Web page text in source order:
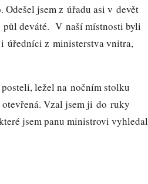
Odešel jsem z úřadu asi v devět
půl deváté. V naší místnosti byli
úředníci z ministerstva vnitra,
ležel na nočním stolku
Vzal jsem ji do ruky
jsem panu ministrovi vyhledal